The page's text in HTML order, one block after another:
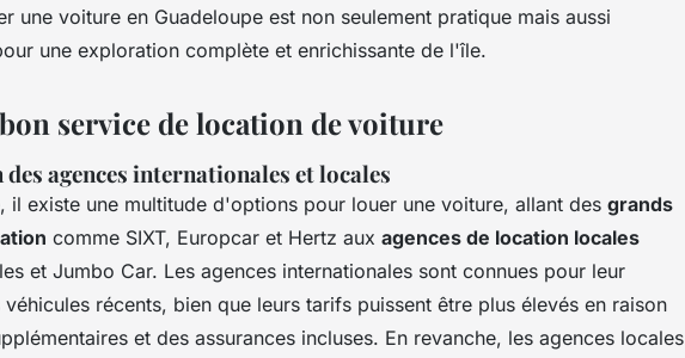
une voiture en Guadeloupe est non seulement pratique mais aussi
une exploration complète et enrichissante de l'île.
service de location de voiture
agences internationales et locales
il existe une multitude d'options pour louer une voiture, allant des grands
comme SIXT, Europcar et Hertz aux agences de location locales
et Jumbo Car. Les agences internationales sont connues pour leur
récents, bien que leurs tarifs puissent être plus élevés en raison
et des assurances incluses. En revanche, les agences locales